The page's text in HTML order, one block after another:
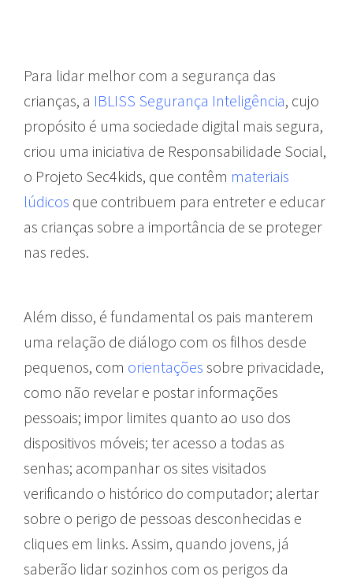
Para lidar melhor com a segurança das
crianças, a IBLISS Segurança Inteligência, cujo
propósito é uma sociedade digital mais segura,
criou uma iniciativa de Responsabilidade Social,
o Projeto Sec4kids, que contêm materiais
lúdicos que contribuem para entreter e educar
as crianças sobre a importância de se proteger
nas redes.
Além disso, é fundamental os pais manterem
uma relação de diálogo com os filhos desde
pequenos, com orientações sobre privacidade,
como não revelar e postar informações
pessoais; impor limites quanto ao uso dos
dispositivos móveis; ter acesso a todas as
senhas; acompanhar os sites visitados
verificando o histórico do computador; alertar
sobre o perigo de pessoas desconhecidas e
cliques em links. Assim, quando jovens, já
saberão lidar sozinhos com os perigos da